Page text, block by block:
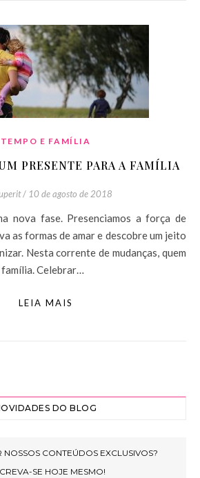
TEMPO E FAMÍLIA
PRESENTE PARA A FAMÍLIA
/ 10 de agosto de 2018
as formas de amar e descobre um jeito
Nesta corrente de mudanças, quem
família. Celebrar…
LEIA MAIS
DO BLOG